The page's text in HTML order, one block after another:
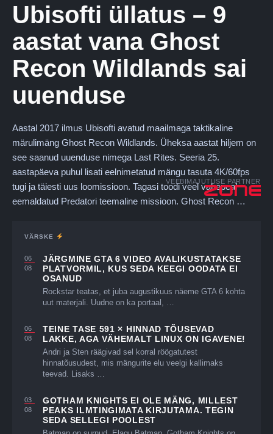
Ubisofti üllatus – 9
aastat vana Ghost
Recon Wildlands sai
uuenduse
Aastal 2017 ilmus Ubisofti avatud maailmaga taktikaline
märulimäng Ghost Recon Wildlands. Üheksa aastat hiljem on
see saanud uuenduse nimega Last Rites. Seeria 25.
aastapäeva puhul lisati eelnimetatud mängu tasuta 4K/60fps
tugi ja täiesti uus loomissioon. Tagasi toodi veel vahepeal
eemaldatud Predatori teemaline missioon. Ghost Recon …
VÄRSKE
06
08
JÄRGMINE GTA 6 VIDEO AVALIKUSTATAKSE
PLATVORMIL, KUS SEDA KEEGI OODATA EI
OSANUD
Rockstar teatas, et juba augustikuus näeme GTA 6 kohta
uut materjali. Uudne on ka portaal, …
06
08
TEINE TASE 591 × HINNAD TÕUSEVAD
LAKKE, AGA VÄHEMALT LINUX ON IGAVENE!
Andri ja Sten räägivad sel korral röögatutest
hinnatõusudest, mis mängurite elu veelgi kallimaks
teevad. Lisaks …
03
08
GOTHAM KNIGHTS EI OLE MÄNG, MILLEST
PEAKS ILMTINGIMATA KIRJUTAMA. TEGIN
SEDA SELLEGI POOLEST
VEEBIMAJUTUSE PARTNER